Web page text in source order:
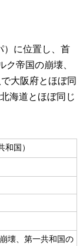
）に位置し、首
帝国の崩壊、
大阪府とほぼ同
海道とほぼ同じ
国）
壊、第一共和国の